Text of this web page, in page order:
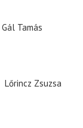
Gál Tamás
Lőrincz Zsuzsa